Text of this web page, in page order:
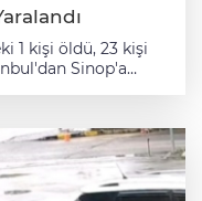
1 kişi öldü, 23 kişi
çıkarak
UMKE ekibi sevk